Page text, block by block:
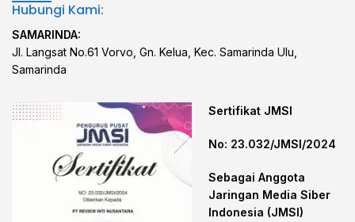
Hubungi Kami:
SAMARINDA:
Jl. Langsat No.61 Vorvo, Gn. Kelua, Kec. Samarinda Ulu,
Samarinda
Sertifikat JMSI
No: 23.032/JMSI/2024
Sebagai Anggota
Jaringan Media Siber
Indonesia (JMSI)